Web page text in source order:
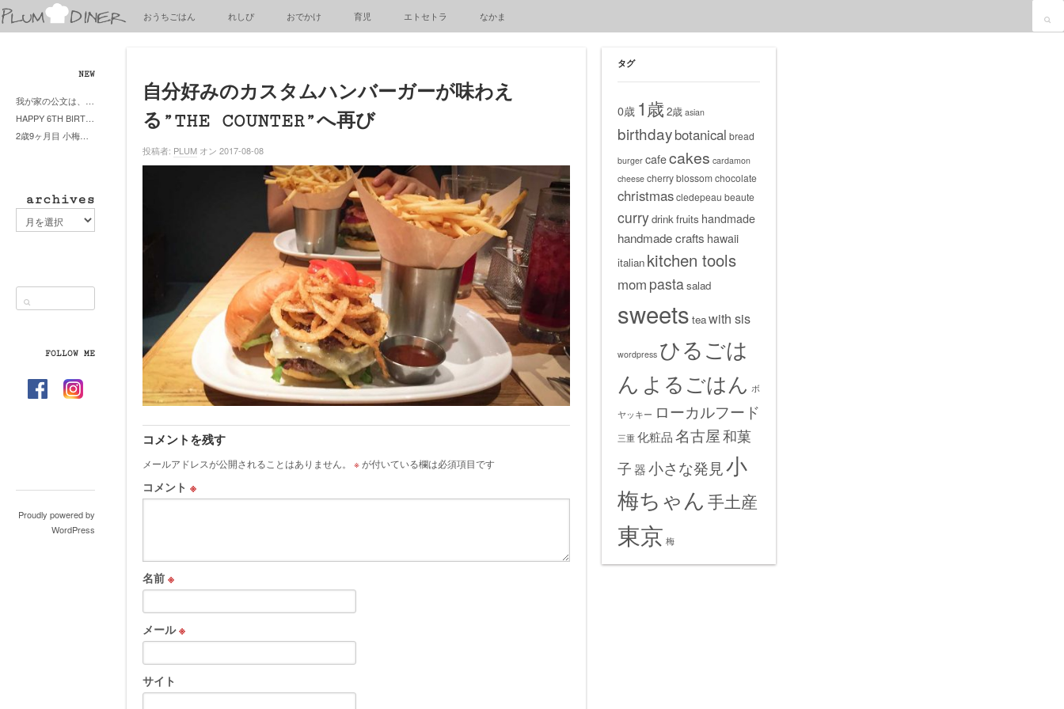
梅
子
おうちごはん れしぴ おでかけ 育児 エトセトラ なかま
NEW
我が家の公文は、やってよかった公文式？親もがんばる公文式？時々我が家は苦悶式？
HAPPY 6TH BIRTHDAY LITTE PRINCESS
2歳9ヶ月目 小梅ちゃんピザブーム到来
archives
archives
FOLLOW ME
Proudly powered by
WordPress
自分好みのカスタムハンバーガーが味わえ
る”THE COUNTER”へ再び
投稿者: PLUM オン 2017-08-08
コメントを残す
メールアドレスが公開されることはありません。 ※が付いている欄は必須項目です
コメント ※
名前 ※
メール※
サイト
タグ
0歳 1歳 2歳 asian
birthdaybotanical bread
burger cafecakes cardamon
cheese cherry blossomchocolate
christmascledepeau beaute
currydrinkfruits handmade
handmade crafts hawaii
italian kitchen tools
mom pastasalad
sweets teawith sis
wordpress ひるごは
ん よるごはん ボ
ヤッキー ローカルフード
三重 化粧品名古屋和菓
子器小さな発見小
梅ちゃん 手土産
東京 梅